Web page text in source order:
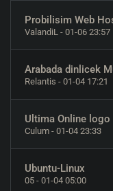
Probilisim Web
ValandiL - 01-06 23:57
Arabada dinlicek
Relantis - 01-04 17:21
Ultima Online logo
Culum - 01-04 23:33
Ubuntu-Linux
05 - 01-04 05:00